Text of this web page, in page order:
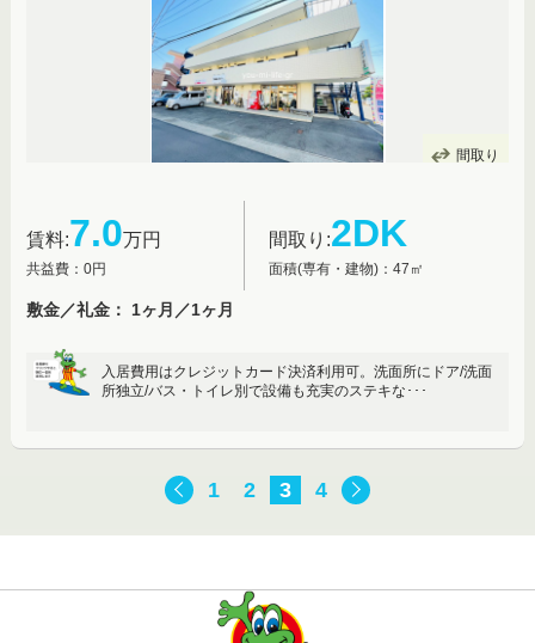
間取り
賃料:7.0万円
共益費：0円
間取り:2DK
面積(専有・建物)：47㎡
敷金／礼金： 1ヶ月／1ヶ月
入居費用はクレジットカード決済利用可。洗面所にドア/洗面
所独立/バス・トイレ別で設備も充実のステキな･･･
1 2 3 4